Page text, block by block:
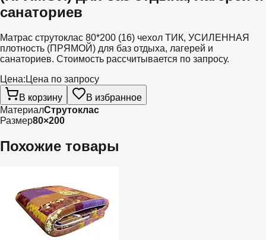
санаториев
Матрас струтоклас 80*200 (16) чехол ТИК, УСИЛЕННАЯ
плотность (ПРЯМОЙ) для баз отдыха, лагерей и
санаториев. Стоимость рассчитывается по запросу.
Цена: Цена по запросу
В корзину
В избранное
МатериалСтрутоклас
Размер80×200
Похожие товары